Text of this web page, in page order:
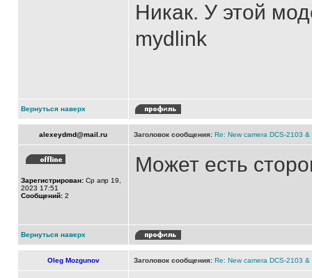
Никак. У этой
mydlink
Вернуться наверх
alexeydmd@mail.ru Заголовок сообщения: Re: New camera DCS-2103 &
Зарегистрирован: Ср апр 19,
2023 17:51
Сообщений: 2
Может есть
Вернуться наверх
Oleg Mozgunov Заголовок сообщения: Re: New camera DCS-2103 &